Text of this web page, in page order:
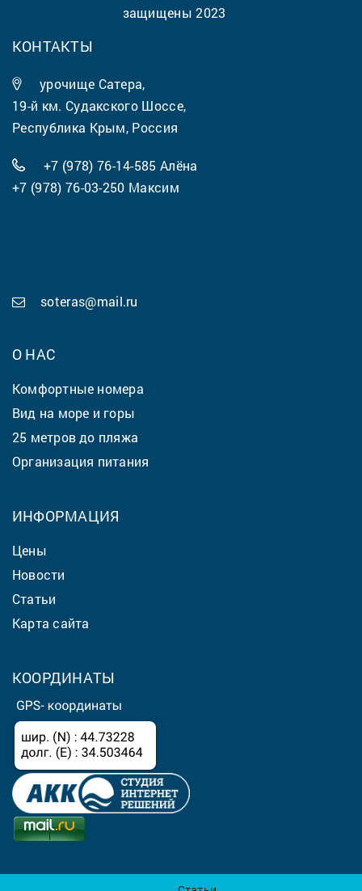
защищены 2023
КОНТАКТЫ
урочище Сатера,
19-й км. Судакского Шоссе,
Республика Крым, Россия
+7 (978) 76-14-585 Алёна
+7 (978) 76-03-250 Максим
soteras@mail.ru
О НАС
Комфортные номера
Вид на море и горы
25 метров до пляжа
Организация питания
ИНФОРМАЦИЯ
Цены
Новости
Статьи
Карта сайта
КООРДИНАТЫ